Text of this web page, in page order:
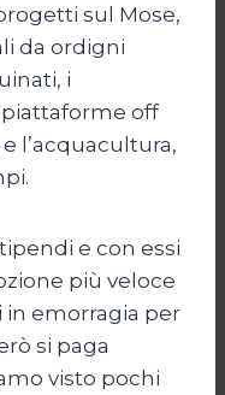
sul Mose,
da ordigni
i
off
l’acquacultura,
e con essi
più veloce
in emorragia per
si paga
visto pochi